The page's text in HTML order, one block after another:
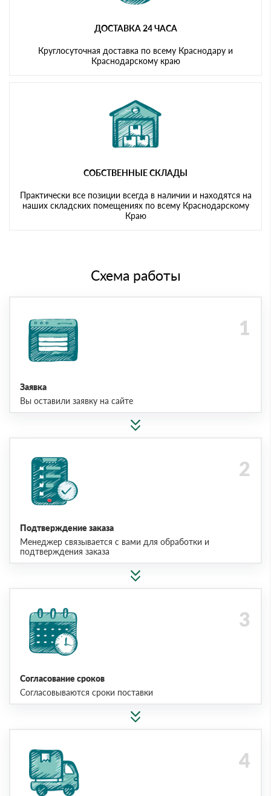
ДОСТАВКА 24 ЧАСА
Круглосуточная доставка по всему Краснодару и
Краснодарскому краю
СОБСТВЕННЫЕ СКЛАДЫ
Практически все позиции всегда в наличии и находятся на
наших складских помещениях по всему Краснодарскому
Краю
Схема работы
Заявка
Вы оставили заявку на сайте
Подтверждение заказа
Менеджер связывается с вами для обработки и
подтверждения заказа
Согласование сроков
Согласовываются сроки поставки